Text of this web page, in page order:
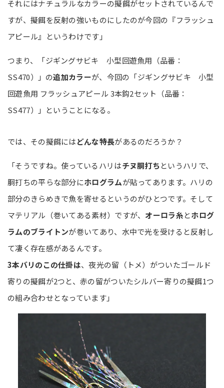
それにはナチュラルなカラーの擬餌がセットされているんで
すが、擬餌を反射の強いものにしたのが今回の『フラッシュ
アピール』というわけです」
つまり、「ジギングサビキ 小型回遊魚用（品番：
SS470）」の追加カラーが、今回の「ジギングサビキ 小型
回遊魚用 フラッシュアピール 3本鈎2セット（品番：
SS477）」ということになる。
では、その擬餌にはどんな特長があるのだろうか？
「そうですね。使っているハリはチヌ胴打ち というハリで、
胴打ちの平らな部分にホログラムが貼ってあります。ハリの
部分のきらめきで魚を寄せるというのがひとつです。そして
マテリアル（巻いてある素材）ですが、 オーロラ糸とホログ
ラムのブライトンが巻いてあり、水中で光を受けると反射し
て凄く存在感があるんです。
3本バリのこの仕掛は、夜光の留（トメ）がついたゴールド
寄りの擬餌が2つと、赤の留がついたシルバー寄りの擬餌1つ
の組み合わせとなっています」